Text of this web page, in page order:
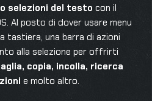
selezioni del testo con il
Al posto di dover usare menu
tastiera, una barra di azioni
alla selezione per offrirti
copia, incolla, ricerca
e molto altro.